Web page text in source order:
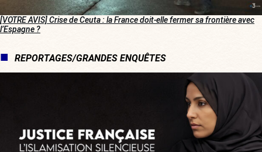
[VOTRE AVIS] Crise de Ceuta : la France doit-elle fermer sa frontière avec
l’Espagne ?
REPORTAGES/GRANDES ENQUÊTES